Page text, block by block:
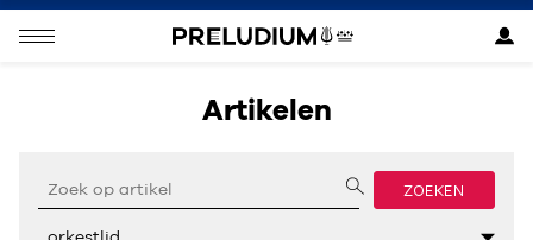
Artikelen
ZOEKEN